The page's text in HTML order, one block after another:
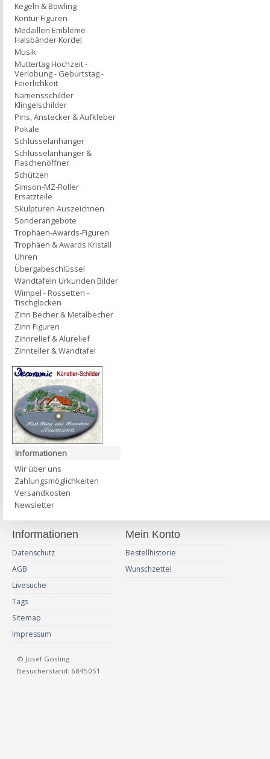
Kegeln & Bowling
Kontur Figuren
Medaillen Embleme
Halsbänder Kordel
Musik
Muttertag Hochzeit -
Verlobung - Geburtstag -
Feierlichkeit
Namensschilder
Klingelschilder
Pins, Anstecker & Aufkleber
Pokale
Schlüsselanhänger
Schlüsselanhänger &
Flaschenöffner
Schützen
Simson-MZ-Roller
Ersatzteile
Skulpturen Auszeichnen
Sonderangebote
Trophäen-Awards-Figuren
Trophäen & Awards Kristall
Uhren
Übergabeschlüssel
Wandtafeln Urkunden Bilder
Wimpel - Rossetten -
Tischglocken
Zinn Becher & Metalbecher
Zinn Figuren
Zinnrelief & Alurelief
Zinnteller & Wandtafel
Informationen
Wir über uns
Zahlungsmöglichkeiten
Versandkosten
Newsletter
Informationen
Datenschutz
AGB
Livesuche
Tags
Sitemap
Impressum
Mein Konto
Bestellhistorie
Wunschzettel
© Josef Gosling
Besucherstand: 6845051